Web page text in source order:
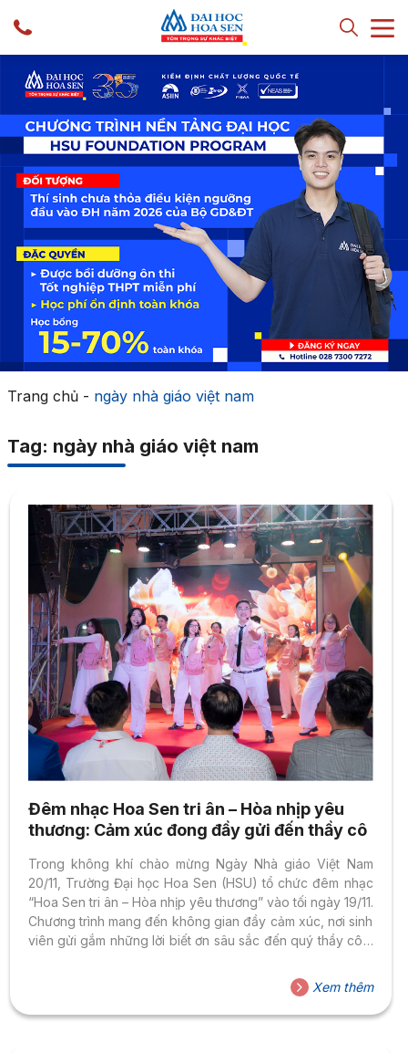
Trang chủ- ngày nhà giáo việt nam
Tag: ngày nhà giáo việt nam
Đêm nhạc Hoa Sen tri ân – Hòa nhịp yêu
thương: Cảm xúc đong đầy gửi đến thầy cô
Trong không khí chào mừng Ngày Nhà giáo Việt Nam
20/11, Trường Đại học Hoa Sen (HSU) tổ chức đêm nhạc
“Hoa Sen tri ân – Hòa nhịp yêu thương” vào tối ngày 19/11.
Chương trình mang đến không gian đầy cảm xúc, nơi sinh
viên gửi gắm những lời biết ơn sâu sắc đến quý thầy cô –
hành trình trưởng thành. Đêm nhạc có sự tham dự của Ban
Giám hiệu, lãnh đạo các Khoa, Viện, Phòng, Trung tâm
cùng đông đảo giảng viên, nhân viên...
Xem thêm